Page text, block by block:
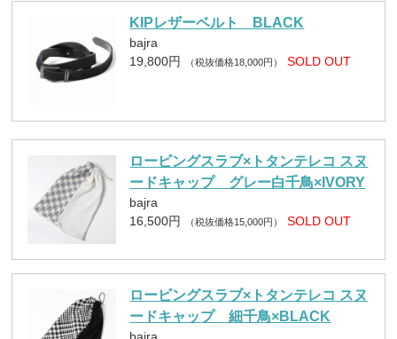
KIPレザーベルト BLACK
bajra
19,800円
（税抜価格18,000円） SOLD OUT
ロービングスラブ×トタンテレコ スヌ
ードキャップ グレー白千鳥×IVORY
bajra
16,500円
（税抜価格15,000円） SOLD OUT
ロービングスラブ×トタンテレコ スヌ
ードキャップ 細千鳥×BLACK